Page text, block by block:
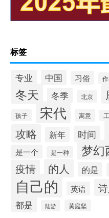
标签
专业 中国 习俗
冬天 冬季 北京
孩子 宋代 寓意
攻略 新年 时间
是一个 是一种 梦幻
疫情 的人 的是
自己的 英语
都是 陆游 黄庭坚